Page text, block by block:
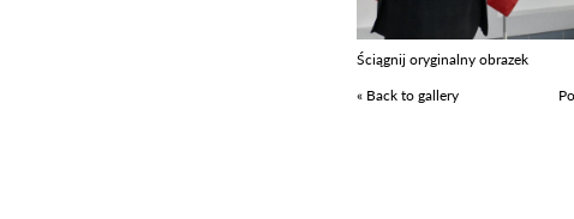
Ściągnij oryginalny obrazek
« Back to gallery